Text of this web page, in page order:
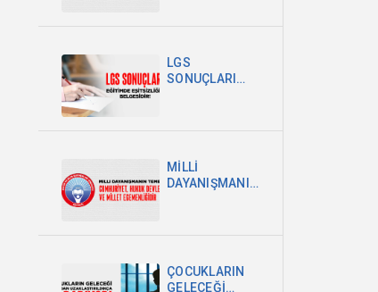
ŞARTTIR
LGS
SONUÇLARI
MİLLİ
DAYANIŞMANIN
MİLLET
EGEMENLİĞİDİR
ÇOCUKLARIN
GELECEĞİ